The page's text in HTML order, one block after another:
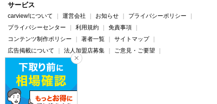
サービス
carview!について 運営会社 お知らせ
プライバシーポリシー
プライバシーセンター
利用規約
免責事項
コンテンツ制作ポリシー
著者一覧
サイトマップ
広告掲載について
法人加盟店募集
ご意見・ご要望
ヘルプ・お問い合わせ
carview! Yahoo! JAPAN